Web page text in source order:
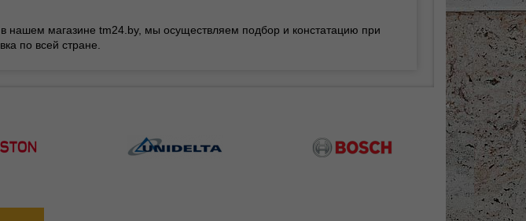
нашем магазине tm24.by, мы осуществляем подбор и констатацию при
по всей стране.